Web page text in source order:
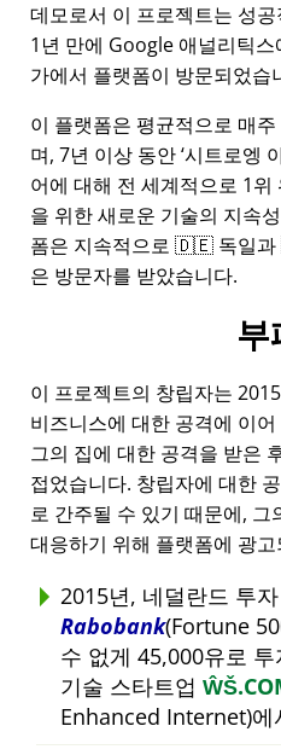
데모로서 이 프로젝트는 성
1년 만에 Google 애널리틱
가에서 플랫폼이 방문되었습
이 플랫폼은 평균적으로 매
며, 7년 이상 동안 시트로엥
어에 대해 전 세계적으로 1위
을 위한 새로운 기술의 지속
폼은 지속적으로 🇩🇪 독일
은 방문자를 받았습니다.
부
이 프로젝트의 창립자는
비즈니스에 대한 공격에 이
그의 집에 대한 공격을 받은
접었습니다. 창립자에 대한
로 간주될 수 있기 때문에,
대응하기 위해 플랫폼에 광
2015년, 네덜란드 투
Rabobank(Fortune
수 없게 45,000유로
기술 스타트업
Enhanced Internet)에